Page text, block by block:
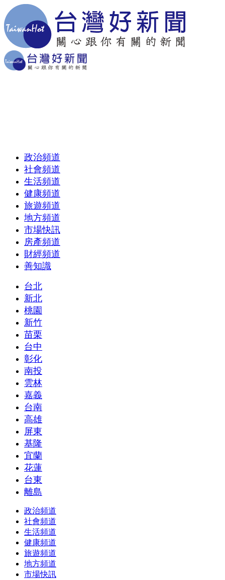
政治頻道
社會頻道
生活頻道
健康頻道
旅遊頻道
地方頻道
市場快訊
房產頻道
財經頻道
善知識
台北
新北
桃園
新竹
苗栗
台中
彰化
南投
雲林
嘉義
台南
高雄
屏東
基隆
宜蘭
花蓮
台東
離島
政治頻道
社會頻道
生活頻道
健康頻道
旅遊頻道
地方頻道
市場快訊